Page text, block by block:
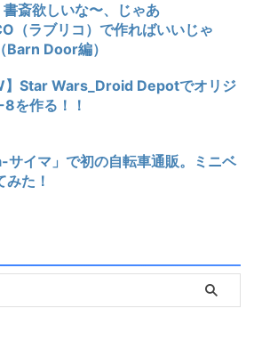
書斎欲しいな〜、じゃあ
（ラブリコ）で作ればいいじゃ
Barn Door編）
】Star Wars_Droid Depotでオリジ
を作る！！
サイマ」で初の自転車通販。ミニベ
みた！